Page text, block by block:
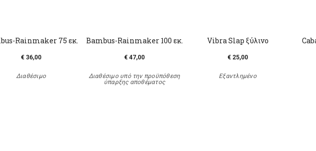
Rainmaker 75 εκ.
€ 36,00
Διαθέσιμο
Bambus-Rainmaker 100 εκ.
€ 47,00
Διαθέσιμο υπό την προϋπόθεση
ύπαρξης αποθέματος
Vibra Slap ξύλινο
€ 25,00
Εξαντλημένο